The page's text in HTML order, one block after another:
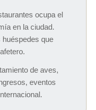
ocupa el
en la ciudad.
huéspedes que
de aves,
eventos